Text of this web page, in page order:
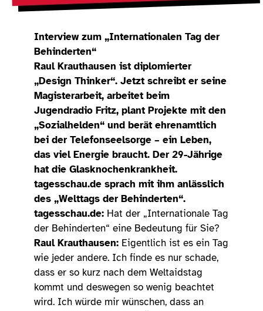
Interview zum „Internationalen Tag der
Behinderten“
Raul Krauthausen ist diplomierter
„Design Thinker“. Jetzt schreibt er seine
Magisterarbeit, arbeitet beim
Jugendradio Fritz, plant Projekte mit den
„Sozialhelden“ und berät ehrenamtlich
bei der Telefonseelsorge – ein Leben,
das viel Energie braucht. Der 29-Jährige
hat die Glasknochenkrankheit.
tagesschau.de sprach mit ihm anlässlich
des „Welttags der Behinderten“.
tagesschau.de: Hat der „Internationale Tag
der Behinderten“ eine Bedeutung für Sie?
Raul Krauthausen: Eigentlich ist es ein Tag
wie jeder andere. Ich finde es nur schade,
dass er so kurz nach dem Weltaidstag
kommt und deswegen so wenig beachtet
wird. Ich würde mir wünschen, dass an